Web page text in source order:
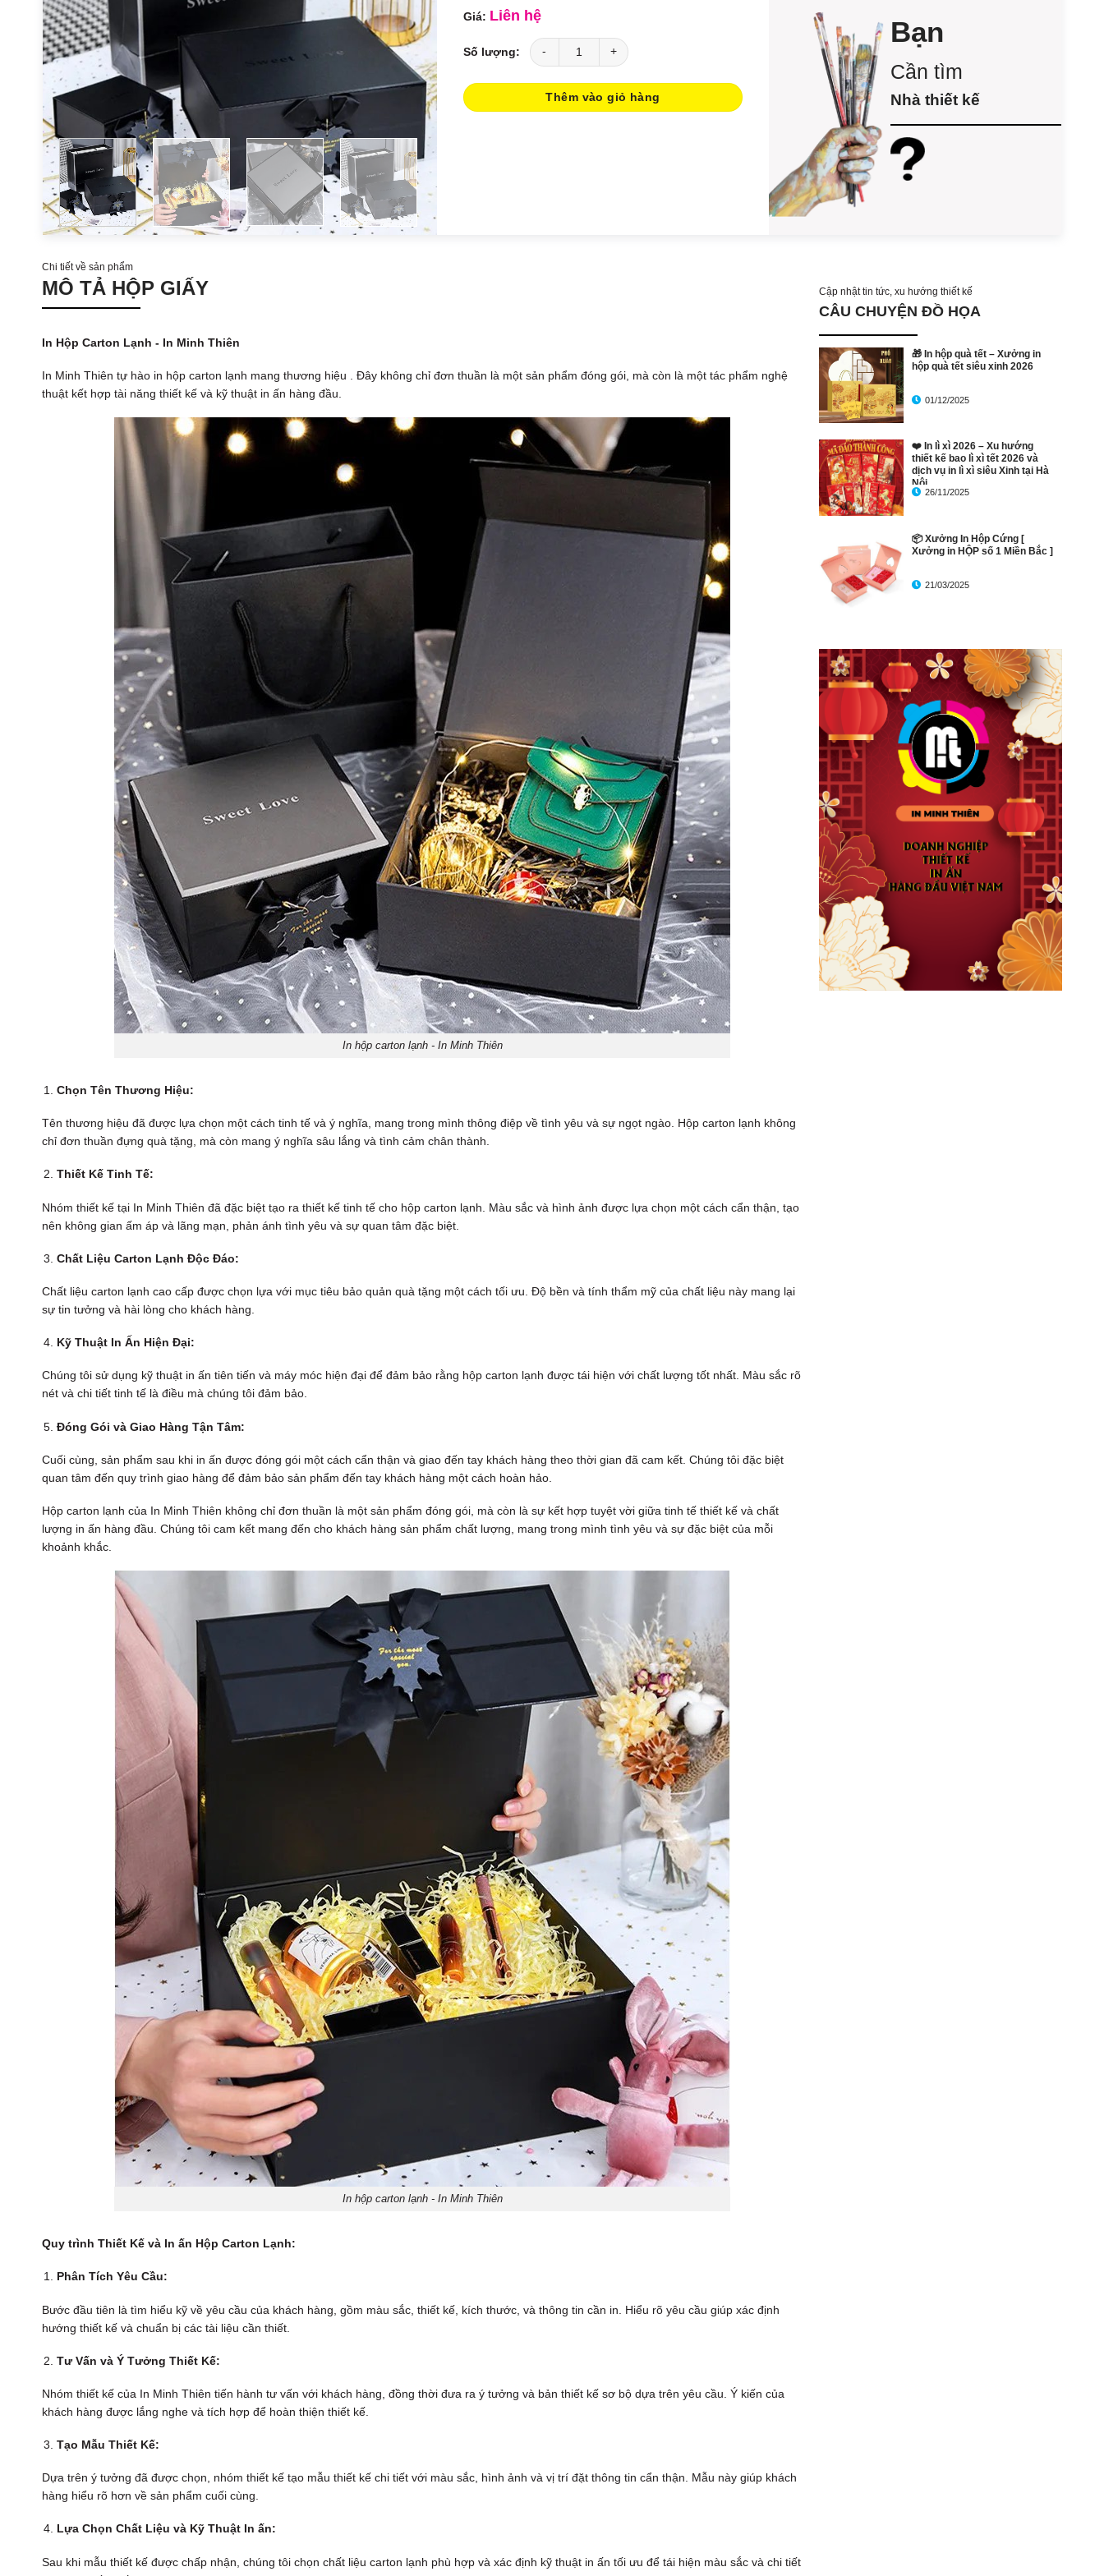
Liên hệ
In Hộp Carton Lạnh – MT386/2023 số lượng
Thêm vào giỏ hàng
Bạn
Cần tìm
Nhà thiết kế
Chi tiết về sản phẩm
MÔ TẢ HỘP GIẤY
In Hộp Carton Lạnh - In Minh Thiên
In Minh Thiên tự hào in hộp carton lạnh mang thương hiệu . Đây không chỉ đơn thuần là một sản phẩm đóng gói, mà còn là một tác phẩm nghệ
thuật kết hợp tài năng thiết kế và kỹ thuật in ấn hàng đầu.
In hộp carton lạnh - In Minh Thiên
Chọn Tên Thương Hiệu:
Tên thương hiệu đã được lựa chọn một cách tinh tế và ý nghĩa, mang trong mình thông điệp về tình yêu và sự ngọt ngào. Hộp carton lạnh không
chỉ đơn thuần đựng quà tặng, mà còn mang ý nghĩa sâu lắng và tình cảm chân thành.
Thiết Kế Tinh Tế:
Nhóm thiết kế tại In Minh Thiên đã đặc biệt tạo ra thiết kế tinh tế cho hộp carton lạnh. Màu sắc và hình ảnh được lựa chọn một cách cẩn thận, tạo
nên không gian ấm áp và lãng mạn, phản ánh tình yêu và sự quan tâm đặc biệt.
Chất Liệu Carton Lạnh Độc Đáo:
Chất liệu carton lạnh cao cấp được chọn lựa với mục tiêu bảo quản quà tặng một cách tối ưu. Độ bền và tính thẩm mỹ của chất liệu này mang lại
sự tin tưởng và hài lòng cho khách hàng.
Kỹ Thuật In Ấn Hiện Đại:
Chúng tôi sử dụng kỹ thuật in ấn tiên tiến và máy móc hiện đại để đảm bảo rằng hộp carton lạnh được tái hiện với chất lượng tốt nhất. Màu sắc rõ
nét và chi tiết tinh tế là điều mà chúng tôi đảm bảo.
Đóng Gói và Giao Hàng Tận Tâm:
Cuối cùng, sản phẩm sau khi in ấn được đóng gói một cách cẩn thận và giao đến tay khách hàng theo thời gian đã cam kết. Chúng tôi đặc biệt
quan tâm đến quy trình giao hàng để đảm bảo sản phẩm đến tay khách hàng một cách hoàn hảo.
Hộp carton lạnh của In Minh Thiên không chỉ đơn thuần là một sản phẩm đóng gói, mà còn là sự kết hợp tuyệt vời giữa tinh tế thiết kế và chất
lượng in ấn hàng đầu. Chúng tôi cam kết mang đến cho khách hàng sản phẩm chất lượng, mang trong mình tình yêu và sự đặc biệt của mỗi
khoảnh khắc.
In hộp carton lạnh - In Minh Thiên
Quy trình Thiết Kế và In ấn Hộp Carton Lạnh:
Phân Tích Yêu Cầu:
Bước đầu tiên là tìm hiểu kỹ về yêu cầu của khách hàng, gồm màu sắc, thiết kế, kích thước, và thông tin cần in. Hiểu rõ yêu cầu giúp xác định
hướng thiết kế và chuẩn bị các tài liệu cần thiết.
Tư Vấn và Ý Tưởng Thiết Kế:
Nhóm thiết kế của In Minh Thiên tiến hành tư vấn với khách hàng, đồng thời đưa ra ý tưởng và bản thiết kế sơ bộ dựa trên yêu cầu. Ý kiến của
khách hàng được lắng nghe và tích hợp để hoàn thiện thiết kế.
Tạo Mẫu Thiết Kế:
Dựa trên ý tưởng đã được chọn, nhóm thiết kế tạo mẫu thiết kế chi tiết với màu sắc, hình ảnh và vị trí đặt thông tin cẩn thận. Mẫu này giúp khách
hàng hiểu rõ hơn về sản phẩm cuối cùng.
Lựa Chọn Chất Liệu và Kỹ Thuật In ấn:
Sau khi mẫu thiết kế được chấp nhận, chúng tôi chọn chất liệu carton lạnh phù hợp và xác định kỹ thuật in ấn tối ưu để tái hiện màu sắc và chi tiết
Cập nhật tin tức, xu hướng thiết kế
CÂU CHUYỆN ĐỒ HỌA
🎁 In hộp quà tết – Xưởng in
hộp quà tết siêu xinh 2026
01/12/2025
❤️ In lì xì 2026 – Xu hướng
thiết kế bao lì xì tết 2026 và
dịch vụ in lì xì siêu Xinh tại Hà
Nội
26/11/2025
📦 Xưởng In Hộp Cứng [
Xưởng in HỘP số 1 Miền Bắc ]
21/03/2025